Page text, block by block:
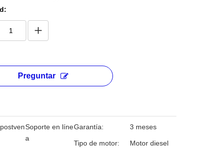
Preguntar
Soporte en líne
a
Garantía: 3 meses
Tipo de motor: Motor diesel